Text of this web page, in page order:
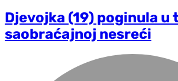
Djevojka (19) poginula u
saobraćajnoj nesreći